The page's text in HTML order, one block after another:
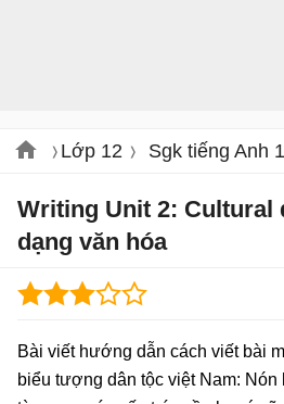
Lớp 12 Sgk tiếng Anh
Writing Unit 2: Cultural
dạng văn hóa
Bài viết hướng dẫn cách viết bài
biểu tượng dân tộc việt Nam: